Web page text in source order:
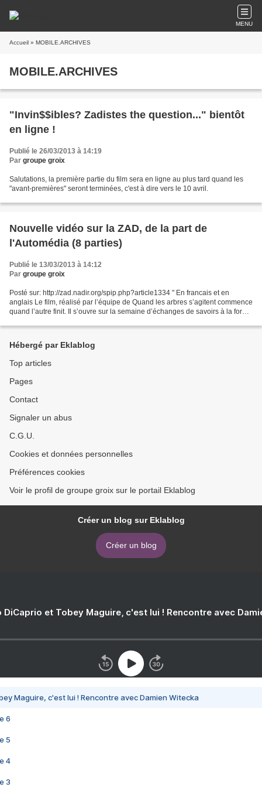
MENU
Accueil » MOBILE.ARCHIVES
MOBILE.ARCHIVES
"Invin$$ibles? Zadistes the question..." bientôt
en ligne !
Publié le 26/03/2013 à 14:19
Par groupe groix
Salutations, la première partie du film sera en ligne au plus tard quand les
"avant-premières" seront terminées, c'est à dire vers le 10 avril.
Nouvelle vidéo sur la ZAD, de la part de
l'Automédia (8 parties)
Publié le 13/03/2013 à 14:12
Par groupe groix
Posté sur: http://zad.nadir.org/spip.php?article1334 " En francais et en
anglais Le film, réalisé par l’équipe de Quand les arbres s’agitent commence
quand l’autre finit. Il s’ouvre sur la semaine d’échanges de savoirs à la forêt
Hébergé par Eklablog
Top articles
Pages
Contact
Signaler un abus
C.G.U.
Cookies et données personnelles
Préférences cookies
Voir le profil de groupe groix sur le portail Eklablog
Créer un blog sur Eklablog
Créer un blog
DiCaprio et Tobey Maguire, c'est lui ! Rencontre avec
Maguire, c'est lui ! Rencontre avec Damien Witecka
6
5
4
3